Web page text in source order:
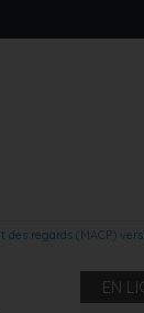
regards (MACP)
EN